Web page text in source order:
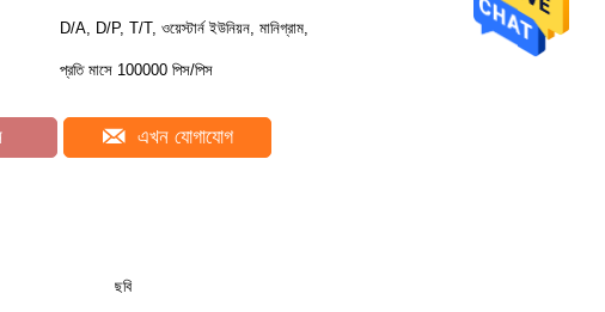
D/A, D/P, T/T, ওয়েস্টার্ন ইউনিয়ন, মানিগ্রাম,
প্রতি মাসে 100000 পিস/পিস
এখন যোগাযোগ
ছবি